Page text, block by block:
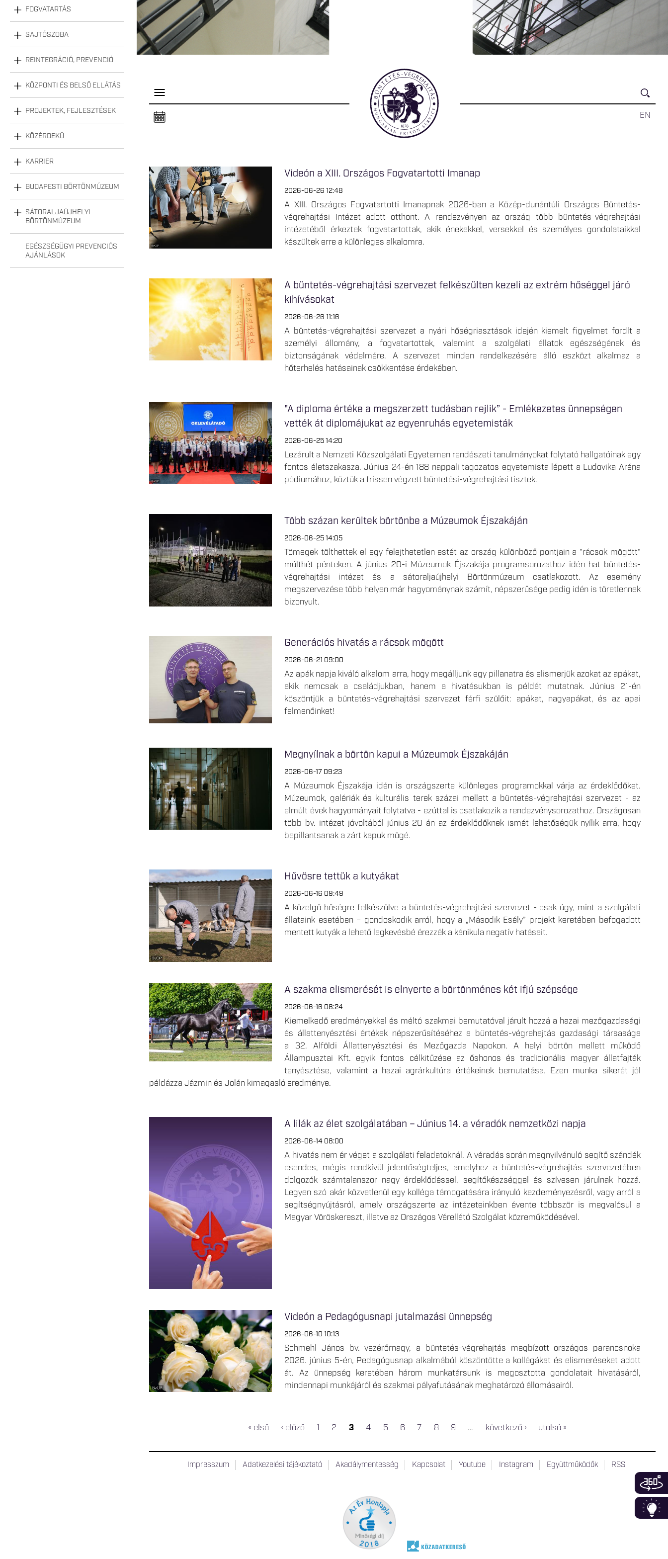
FOGVATARTÁS
SAJTÓSZOBA
REINTEGRÁCIÓ, PREVENCIÓ
KÖZPONTI ÉS BELSŐ ELLÁTÁS
PROJEKTEK, FEJLESZTÉSEK
KÖZÉRDEKŰ
KARRIER
BUDAPESTI BÖRTÖNMÚZEUM
SÁTORALJAÚJHELYI
BÖRTÖNMÚZEUM
EGÉSZSÉGÜGYI PREVENCIÓS
AJÁNLÁSOK
EN
P
e
l
s
a
Videón a XIII. Országos Fogvatartotti Imanap
2026-06-26 12:48
A XIII. Országos Fogvatartotti Imanapnak 2026-ban a Közép-dunántúli Országos Büntetés-
végrehajtási Intézet adott otthont. A rendezvényen az ország több büntetés-végrehajtási
intézetéből érkeztek fogvatartottak, akik énekekkel, versekkel és személyes gondolataikkal
készültek erre a különleges alkalomra.
A büntetés-végrehajtási szervezet felkészülten kezeli az extrém hőséggel járó
kihívásokat
2026-06-26 11:16
A büntetés-végrehajtási szervezet a nyári hőségriasztások idején kiemelt figyelmet fordít a
személyi állomány, a fogvatartottak, valamint a szolgálati állatok egészségének és
biztonságának védelmére. A szervezet minden rendelkezésére álló eszközt alkalmaz a
hőterhelés hatásainak csökkentése érdekében.
"A diploma értéke a megszerzett tudásban rejlik” - Emlékezetes ünnepségen
vették át diplomájukat az egyenruhás egyetemisták
2026-06-25 14:20
Lezárult a Nemzeti Közszolgálati Egyetemen rendészeti tanulmányokat folytató hallgatóinak egy
fontos életszakasza. Június 24-én 188 nappali tagozatos egyetemista lépett a Ludovika Aréna
pódiumához, köztük a frissen végzett büntetési-végrehajtási tisztek.
Több százan kerültek börtönbe a Múzeumok Éjszakáján
2026-06-25 14:05
Tömegek tölthettek el egy felejthetetlen estét az ország különböző pontjain a "rácsok mögött"
múlthét pénteken. A június 20-i Múzeumok Éjszakája programsorozathoz idén hat büntetés-
végrehajtási intézet és a sátoraljaújhelyi Börtönmúzeum csatlakozott. Az esemény
megszervezése több helyen már hagyománynak számít, népszerűsége pedig idén is töretlennek
bizonyult.
Generációs hivatás a rácsok mögött
2026-06-21 09:00
Az apák napja kiváló alkalom arra, hogy megálljunk egy pillanatra és elismerjük azokat az apákat,
akik nemcsak a családjukban, hanem a hivatásukban is példát mutatnak. Június 21-én
köszöntjük a büntetés-végrehajtási szervezet férfi szülőit: apákat, nagyapákat, és az apai
felmenőinket!
Megnyílnak a börtön kapui a Múzeumok Éjszakáján
2026-06-17 09:23
A Múzeumok Éjszakája idén is országszerte különleges programokkal várja az érdeklődőket.
Múzeumok, galériák és kulturális terek százai mellett a büntetés-végrehajtási szervezet - az
elmúlt évek hagyományait folytatva - ezúttal is csatlakozik a rendezvénysorozathoz. Országosan
több bv. intézet jóvoltából június 20-án az érdeklődőknek ismét lehetőségük nyílik arra, hogy
bepillantsanak a zárt kapuk mögé.
Hűvösre tettük a kutyákat
2026-06-16 09:49
A közelgő hőségre felkészülve a büntetés-végrehajtási szervezet - csak úgy, mint a szolgálati
állataink esetében – gondoskodik arról, hogy a „Második Esély” projekt keretében befogadott
mentett kutyák a lehető legkevésbé érezzék a kánikula negatív hatásait.
A szakma elismerését is elnyerte a börtönménes két ifjú szépsége
2026-06-16 08:24
Kiemelkedő eredményekkel és méltó szakmai bemutatóval járult hozzá a hazai mezőgazdasági
és állattenyésztési értékek népszerűsítéséhez a büntetés-végrehajtás gazdasági társasága
a 32. Alföldi Állattenyésztési és Mezőgazda Napokon. A helyi börtön mellett működő
Állampusztai Kft. egyik fontos célkitűzése az őshonos és tradicionális magyar állatfajták
tenyésztése, valamint a hazai agrárkultúra értékeinek bemutatása. Ezen munka sikerét jól
példázza Jázmin és Jolán kimagasló eredménye.
A lilák az élet szolgálatában – Június 14. a véradók nemzetközi napja
2026-06-14 08:00
A hivatás nem ér véget a szolgálati feladatoknál. A véradás során megnyilvánuló segítő szándék
csendes, mégis rendkívül jelentőségteljes, amelyhez a büntetés-végrehajtás szervezetében
dolgozók számtalanszor nagy érdeklődéssel, segítőkészséggel és szívesen járulnak hozzá.
Legyen szó akár közvetlenül egy kolléga támogatására irányuló kezdeményezésről, vagy arról a
segítségnyújtásról, amely országszerte az intézeteinkben évente többször is megvalósul a
Magyar Vöröskereszt, illetve az Országos Vérellátó Szolgálat közreműködésével.
Videón a Pedagógusnapi jutalmazási ünnepség
2026-06-10 10:13
Schmehl János bv. vezérőrnagy, a büntetés-végrehajtás megbízott országos parancsnoka
2026. június 5-én, Pedagógusnap alkalmából köszöntötte a kollégákat és elismeréseket adott
át. Az ünnepség keretében három munkatársunk is megosztotta gondolatait hivatásáról,
mindennapi munkájáról és szakmai pályafutásának meghatározó állomásairól.
« első ‹ előző 1 2 3 4 5 6 7 8 9 … következő › utolsó »
Impresszum Adatkezelési tájékoztató Akadálymentesség Kapcsolat Youtube Instagram Együttműködők RSS